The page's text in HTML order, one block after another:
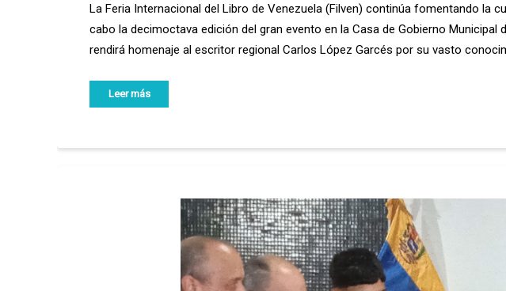
La Feria Internacional del Libro de Venezuela (Filven) continúa fomentando la
cabo la decimoctava edición del gran evento en la Casa de Gobierno
rendirá homenaje al escritor regional Carlos López Garcés por su vasto
Leer más